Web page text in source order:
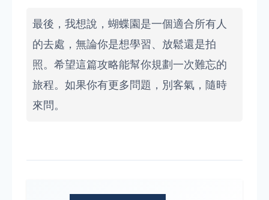
最後，我想說，蝴蝶園是一個適合所有人
的去處，無論你是想學習、放鬆還是拍
照。希望這篇攻略能幫你規劃一次難忘的
旅程。如果你有更多問題，別客氣，隨時
來問。